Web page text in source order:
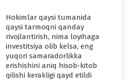
Hokimlar qaysi tumanida
qaysi tarmoqni qanday
rivojlantirish, nima loyihaga
investitsiya olib kelsa, eng
yuqori samaradorlikka
erishishini aniq hisob-kitob
qilishi kerakligi qayd etildi